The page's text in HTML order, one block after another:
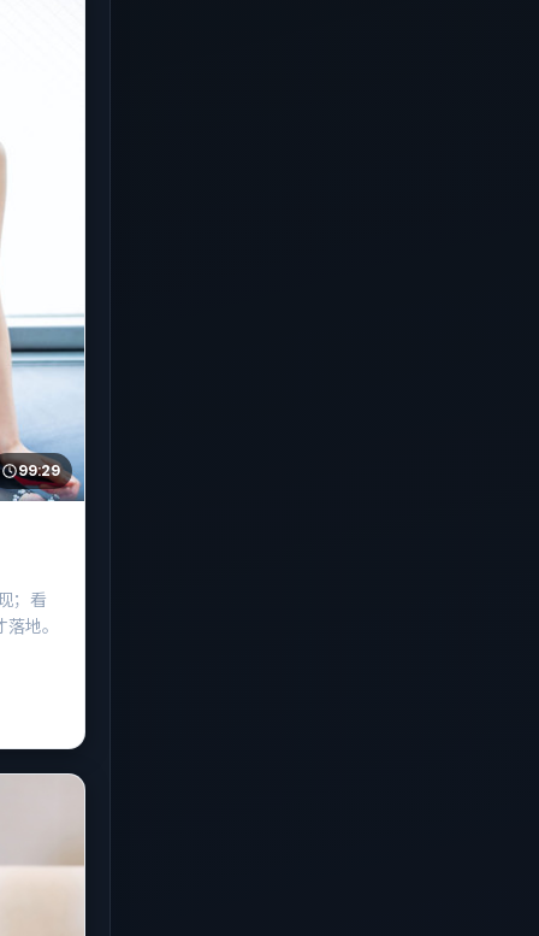
99:29
；看
地。